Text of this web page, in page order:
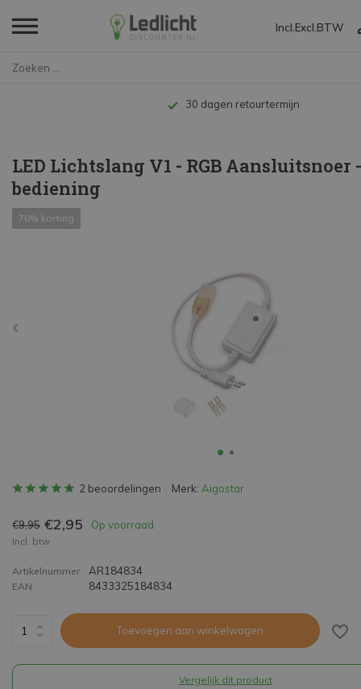
Incl. Excl. BTW
Tot 10 jaar garantie
LED Lichtslang V1 - RGB Aansluitsnoer
bediening
70% korting
2 beoordelingen Merk: Aigostar
€9,95 €2,95 Op voorraad
Incl. btw
Artikelnummer AR184834
EAN 8433325184834
Toevoegen aan winkelwagen
Vergelijk dit product